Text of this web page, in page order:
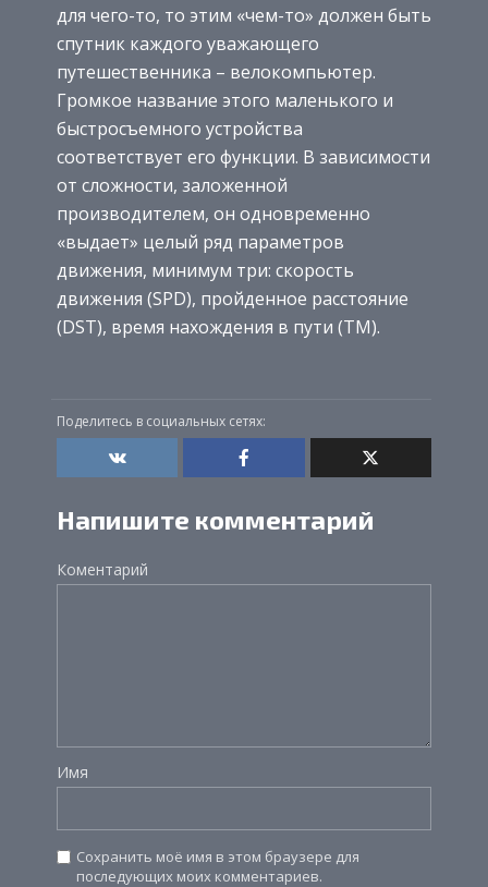
для чего-то, то этим «чем-то» должен быть
спутник каждого уважающего
путешественника – велокомпьютер.
Громкое название этого маленького и
быстросъемного устройства
соответствует его функции. В зависимости
от сложности, заложенной
производителем, он одновременно
«выдает» целый ряд параметров
движения, минимум три: скорость
движения (SPD), пройденное расстояние
(DST), время нахождения в пути (ТМ).
Поделитесь в социальных сетях:
Напишите комментарий
Коментарий
Имя
Сохранить моё имя в этом браузере для
последующих моих комментариев.